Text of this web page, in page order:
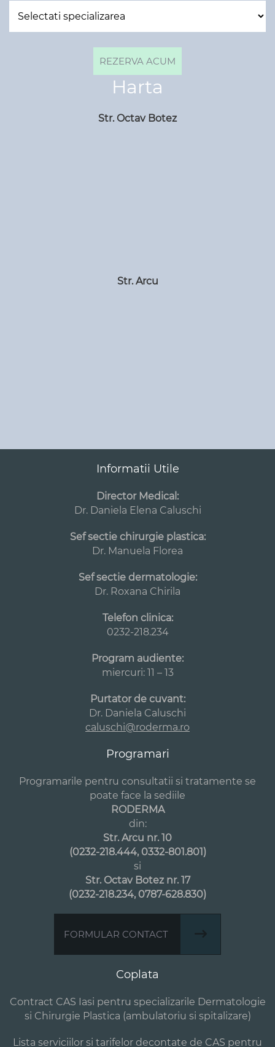
Harta
Str. Octav Botez
Str. Arcu
Informatii Utile
Director Medical:
Dr. Daniela Elena Caluschi
Sef sectie chirurgie plastica:
Dr. Manuela Florea
Sef sectie dermatologie:
Dr. Roxana Chirila
Telefon clinica:
0232-218.234
Program audiente:
miercuri: 11 – 13
Purtator de cuvant:
Dr. Daniela Caluschi
caluschi@roderma.ro
Programari
Programarile pentru consultatii si tratamente se
poate face la sediile
RODERMA
din:
Str. Arcu nr. 10
(0232-218.444, 0332-801.801)
si
Str. Octav Botez nr. 17
(0232-218.234, 0787-628.830)
FORMULAR CONTACT
Coplata
Contract CAS Iasi pentru specializarile Dermatologie
si Chirurgie Plastica (ambulatoriu si spitalizare)
Lista serviciilor si tarifelor decontate de CAS pentru